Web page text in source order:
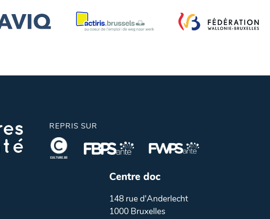
REPRIS SUR
Centre doc
148 rue d'Anderlecht
1000 Bruxelles